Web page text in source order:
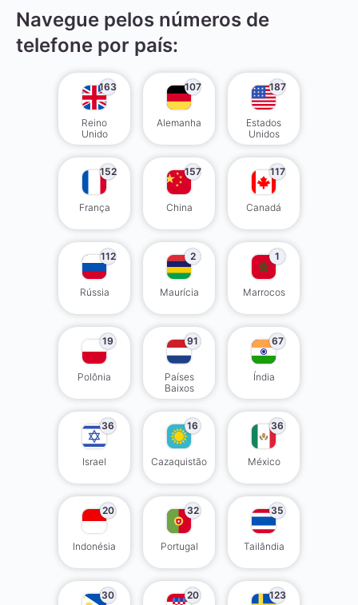
Navegue pelos números de
telefone por país:
163
Reino
Unido
107
Alemanha
187
Estados
Unidos
152
França
157
China
117
Canadá
112
Rússia
2
Maurícia
1
Marrocos
19
Polônia
91
Países
Baixos
67
Índia
36
Israel
16
Cazaquistão
36
México
20
Indonésia
32
Portugal
35
Tailândia
30 20 123